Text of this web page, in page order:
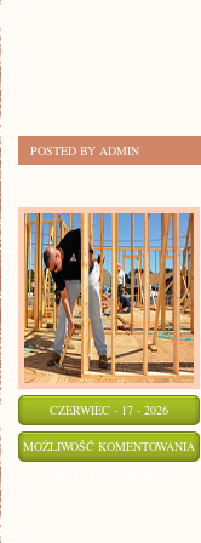
POSTED BY ADMIN
CZERWIEC - 17 - 2026
MOŻLIWOŚĆ KOMENTOWANIA